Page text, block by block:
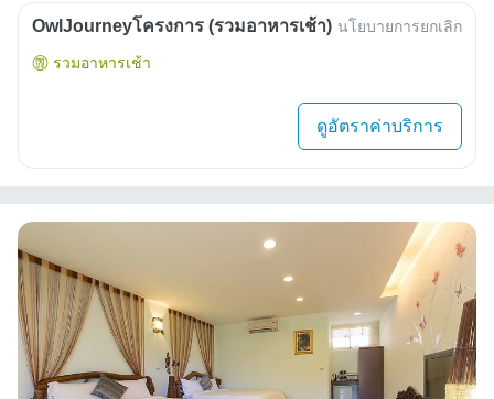
OwlJourneyโครงการ (รวมอาหารเช้า) นโยบายการยกเลิก
รวมอาหารเช้า
ดูอัตราค่าบริการ